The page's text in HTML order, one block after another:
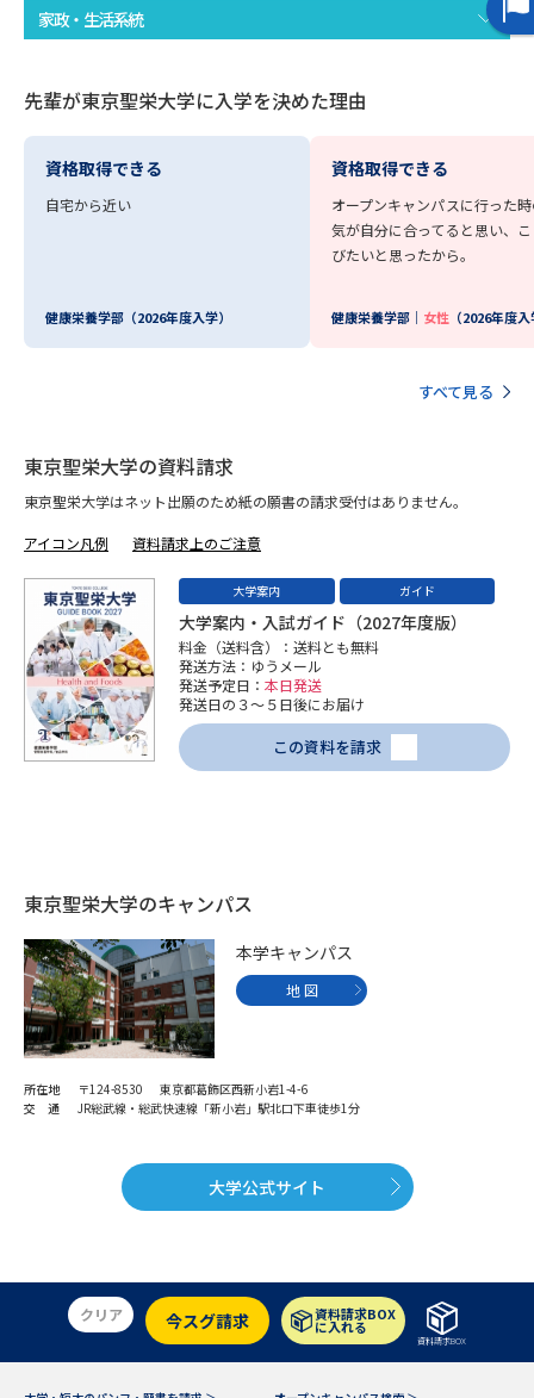
先輩が入学を決めた理由 テレメール全国一斉進学調査
学問検索
学問のミニ講義「夢ナビ講義」 学問分野解説
ユーザーサポート
Ｑ＆Ａ よくあるご質問
資料の料金の
お支払いについて
受付内容・発送状況の確認
テレメール
お支払いサイト
個人情報取扱規定
特定商取引表記
テレメール進学カタログ
訂正のご案内
家政・生活系統
先輩が東京聖栄大学に入学を決めた理由
資格取得できる
自宅から近い
健康栄養学部（2026年度入学）
資格取得できる
オープンキャンパスに行った
気が自分に合ってると思い、
びたいと思ったから。
健康栄養学部｜ 女性 （2026年度
すべて見る
東京聖栄大学の資料請求
東京聖栄大学はネット出願のため紙の願書の請求受付はありません。
アイコン凡例 資料請求上のご注意
大学案内 ガイド
大学案内・入試ガイド（2027年度版）
料金（送料含）：送料とも無料
発送方法：ゆうメール
発送予定日： 本日発送
発送日の３～５日後にお届け
この資料を請求
東京聖栄大学のキャンパス
本学キャンパス
地 図
所在地
〒124-8530 東京都葛飾区西新小岩1-4-6
交 通
JR総武線・総武快速線「新小岩」駅北口下車徒歩1分
大学公式サイト
クリア 今スグ請求 資料請求BOX
に入れる
資料請求BOX